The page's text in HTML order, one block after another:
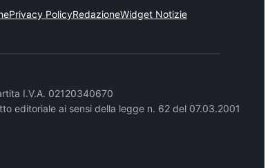
Privacy PolicyRedazioneWidget Notizie
I.V.A. 02120340670
editoriale ai sensi della legge n. 62 del 07.03.2001